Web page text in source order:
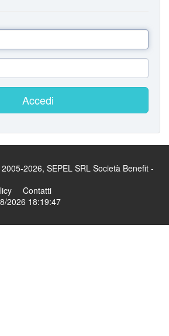
Accedi
2026, SEPEL SRL Società Benefit -
Contatti
2026 18:19:47